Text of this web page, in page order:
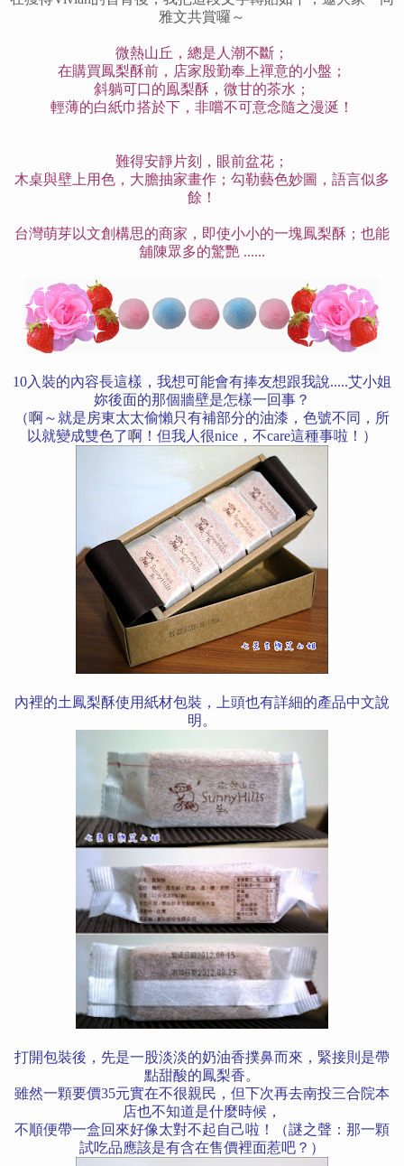
雅文共賞囉～
微熱山丘，總是人潮不斷；
在購買鳳梨酥前，店家殷勤奉上禪意的小盤；
斜躺可口的鳯梨酥，微甘的茶水；
輕薄的白紙巾搭於下，非嚐不可意念隨之漫涎！
難得安靜片刻，眼前盆花；
木桌與壁上用色，大膽抽家畫作；勾勒藝色妙圖，語言似多
餘！
台灣萌芽以文創構思的商家，即使小小的一塊鳳梨酥；也能
舖陳眾多的驚艷 ......
10入裝的內容長這樣，我想可能會有捧友想跟我說.....艾小姐
妳後面的那個牆壁是怎樣一回事？
（啊～就是房東太太偷懶只有補部分的油漆，色號不同，所
以就變成雙色了啊！但我人很nice，不care這種事啦！）
內裡的土鳳梨酥使用紙材包裝，上頭也有詳細的產品中文說
明。
打開包裝後，先是一股淡淡的奶油香撲鼻而來，緊接則是帶
點甜酸的鳳梨香。
雖然一顆要價35元實在不很親民，但下次再去南投三合院本
店也不知道是什麼時候，
不順便帶一盒回來好像太對不起自己啦！（謎之聲：那一顆
試吃品應該是有含在售價裡面惹吧？）